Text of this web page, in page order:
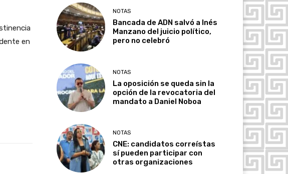
en
NOTAS
Bancada de ADN salvó a Inés
Manzano del juicio político,
pero no celebró
NOTAS
La oposición se queda sin la
opción de la revocatoria del
mandato a Daniel Noboa
NOTAS
CNE: candidatos correístas
sí pueden participar con
otras organizaciones